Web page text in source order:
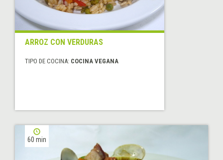
ARROZ CON VERDURAS
TIPO DE COCINA: COCINA VEGANA
60 min